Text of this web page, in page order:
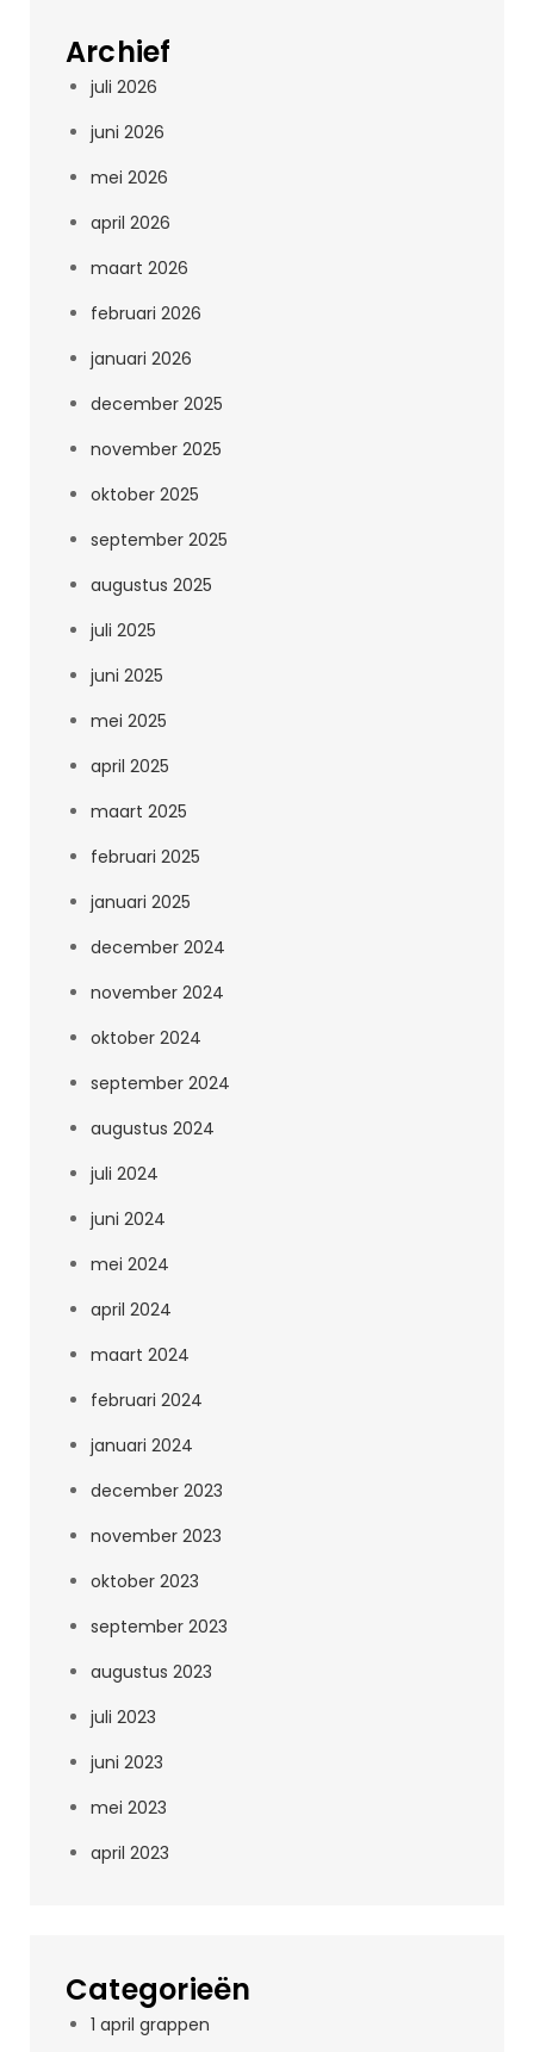
Archief
juli 2026
juni 2026
mei 2026
april 2026
maart 2026
februari 2026
januari 2026
december 2025
november 2025
oktober 2025
september 2025
augustus 2025
juli 2025
juni 2025
mei 2025
april 2025
maart 2025
februari 2025
januari 2025
december 2024
november 2024
oktober 2024
september 2024
augustus 2024
juli 2024
juni 2024
mei 2024
april 2024
maart 2024
februari 2024
januari 2024
december 2023
november 2023
oktober 2023
september 2023
augustus 2023
juli 2023
juni 2023
mei 2023
april 2023
Categorieën
1 april grappen